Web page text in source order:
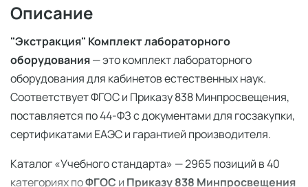
Описание
"Экстракция" Комплект лабораторного
оборудования— это комплект лабораторного
оборудования для кабинетов естественных наук.
Соответствует ФГОС и Приказу 838 Минпросвещения,
поставляется по 44-ФЗ с документами для госзакупки,
сертификатами ЕАЭС и гарантией производителя.
Каталог «Учебного стандарта» — 2965 позиций в 40
категориях поФГОС и Приказу 838 Минпросвещения